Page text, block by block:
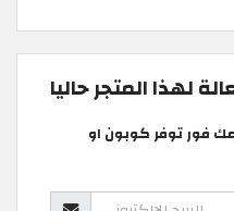
لهذا المتجر حاليا
فور توفر كوبون او